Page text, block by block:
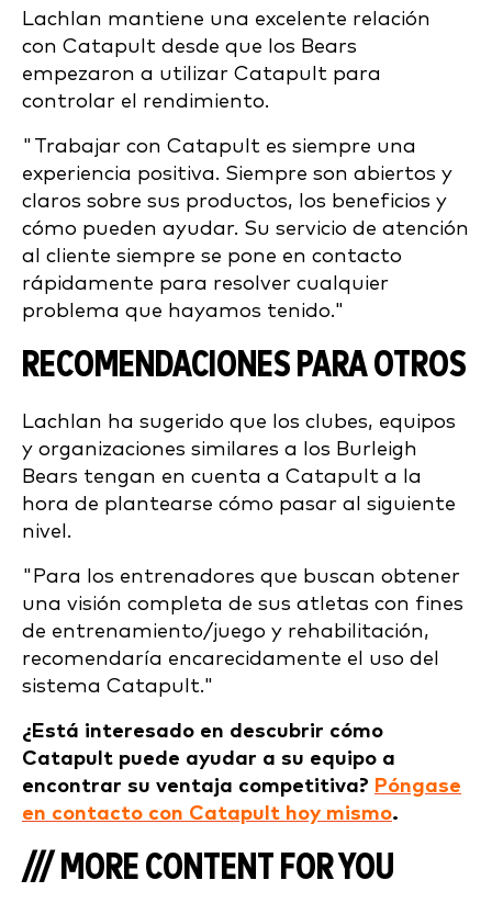
Lachlan mantiene una excelente relación
con Catapult desde que los Bears
empezaron a utilizar Catapult para
controlar el rendimiento.
"Trabajar con Catapult es siempre una
experiencia positiva. Siempre son abiertos y
claros sobre sus productos, los beneficios y
cómo pueden ayudar. Su servicio de atención
al cliente siempre se pone en contacto
rápidamente para resolver cualquier
problema que hayamos tenido."
RECOMENDACIONES PARA OTROS
Lachlan ha sugerido que los clubes, equipos
y organizaciones similares a los Burleigh
Bears tengan en cuenta a Catapult a la
hora de plantearse cómo pasar al siguiente
nivel.
"Para los entrenadores que buscan obtener
una visión completa de sus atletas con fines
de entrenamiento/juego y rehabilitación,
recomendaría encarecidamente el uso del
sistema Catapult."
¿Está interesado en descubrir cómo
Catapult puede ayudar a su equipo a
encontrar su ventaja competitiva? Póngase
en contacto con Catapult hoy mismo.
/// MORE CONTENT FOR YOU